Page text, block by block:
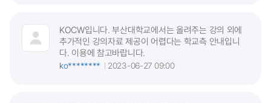
KOCW입니다. 부산대학교에서는 올려주는 강의 외에
추가적인 강의자료 제공이 어렵다는 학교측 안내입니
다. 이용에 참고바랍니다.
ko********
2023-06-27 09:00